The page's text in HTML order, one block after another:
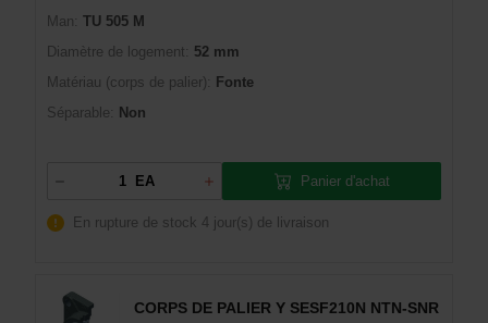
Man: TU 505 M
Diamètre de logement:
52 mm
Matériau (corps de palier):
Fonte
Séparable:
Non
EA Panier d'achat
En rupture de stock 4 jour(s) de livraison
CORPS DE PALIER Y SESF210N NTN-SNR